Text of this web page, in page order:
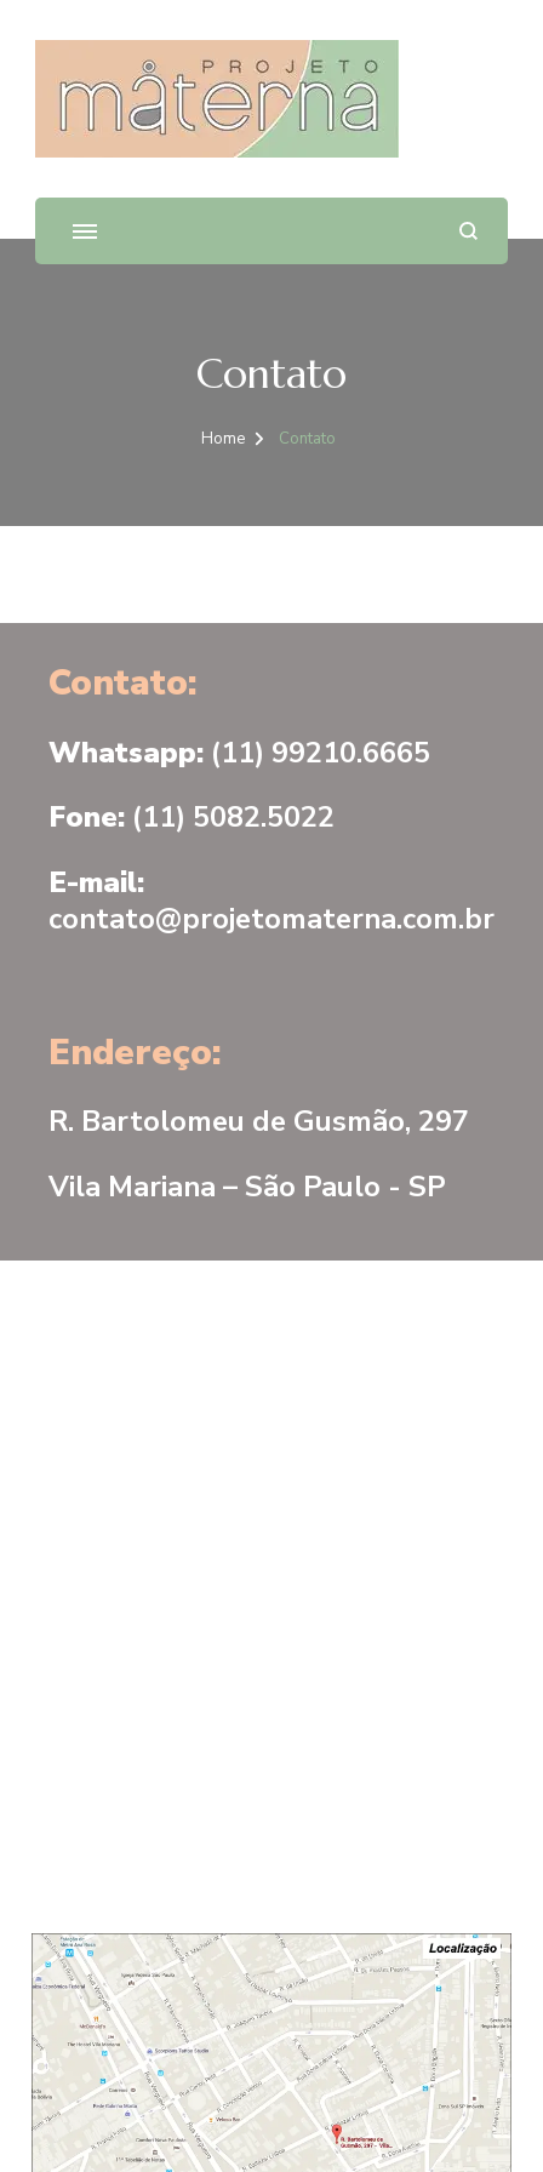
Projeto Materna
Contato
Home Contato
Contato:
Whatsapp: (11) 99210.6665
Fone: (11) 5082.5022
E-mail:
contato@projetomaterna.com.br
Endereço:
R. Bartolomeu de Gusmão, 297
Vila Mariana – São Paulo - SP